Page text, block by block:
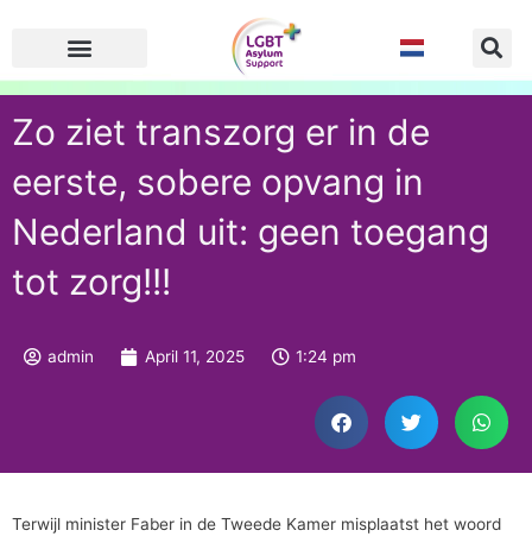
Zo ziet transzorg er in de
eerste, sobere opvang in
Nederland uit: geen toegang
tot zorg!!!
admin April 11, 2025 1:24 pm
Terwijl minister Faber in de Tweede Kamer misplaatst het woord